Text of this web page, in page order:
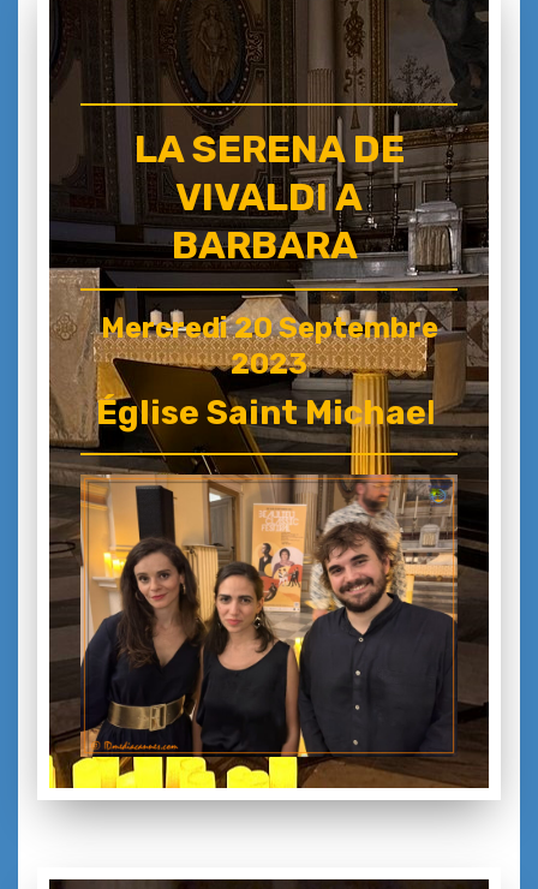
LA SERENA DE
VIVALDI A
BARBARA
Mercredi 20 Septembre
2023
Église Saint Michael